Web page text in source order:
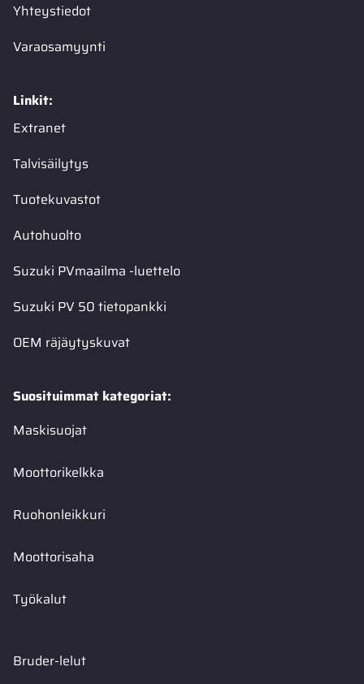
Yhteystiedot
Varaosamyynti
Linkit:
Extranet
Talvisäilytys
Tuotekuvastot
Autohuolto
Suzuki PVmaailma -luettelo
Suzuki PV 50 tietopankki
OEM räjäytyskuvat
Suosituimmat kategoriat:
Maskisuojat
Moottorikelkka
Ruohonleikkuri
Moottorisaha
Työkalut
Bruder-lelut